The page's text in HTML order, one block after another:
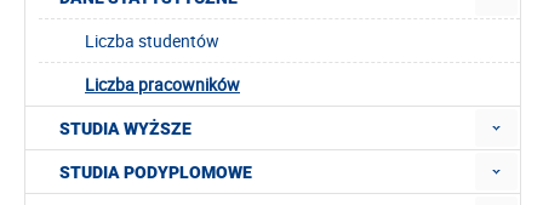
Liczba studentów
Liczba pracowników
STUDIA WYŻSZE
STUDIA PODYPLOMOWE